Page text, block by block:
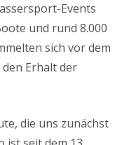
Events
und rund 8.000
sich vor dem
Erhalt der
die uns zunächst